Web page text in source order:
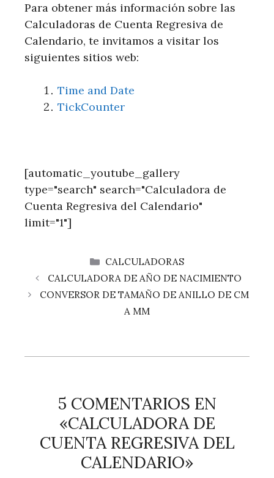
Para obtener más información sobre las
Calculadoras de Cuenta Regresiva de
Calendario, te invitamos a visitar los
siguientes sitios web:
Time and Date
TickCounter
[automatic_youtube_gallery
type="search" search="Calculadora de
Cuenta Regresiva del Calendario"
limit="1"]
CATEGORÍAS
CALCULADORAS
CALCULADORA DE AÑO DE NACIMIENTO
CONVERSOR DE TAMAÑO DE ANILLO DE CM
A MM
5 COMENTARIOS EN
«CALCULADORA DE
CUENTA REGRESIVA DEL
CALENDARIO»